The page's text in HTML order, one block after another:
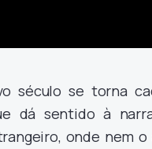
século se torna
dá sentido à
onde nem